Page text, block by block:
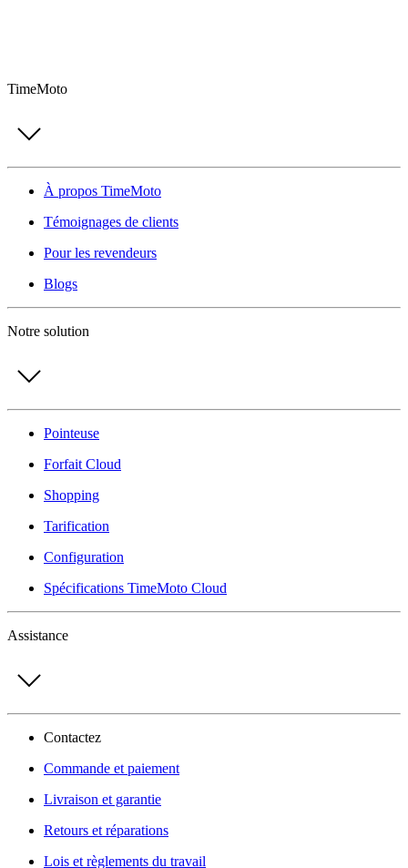
TimeMoto
À propos TimeMoto
Témoignages de clients
Pour les revendeurs
Blogs
Notre solution
Pointeuse
Forfait Cloud
Shopping
Tarification
Configuration
Spécifications TimeMoto Cloud
Assistance
Contactez
Commande et paiement
Livraison et garantie
Retours et réparations
Lois et règlements du travail